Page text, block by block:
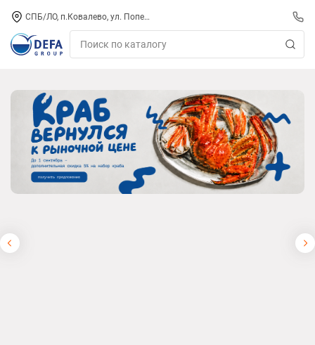
СПБ/ЛО, п.Ковалево, ул. Поперечная, д. 15, СК «ПИРС» («МОРОЗКО»)